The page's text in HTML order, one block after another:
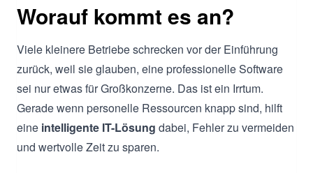
Worauf kommt es an?
Viele kleinere Betriebe schrecken vor der Einführung
zurück, weil sie glauben, eine professionelle Software
sei nur etwas für Großkonzerne. Das ist ein Irrtum.
Gerade wenn personelle Ressourcen knapp sind, hilft
eine intelligente IT-Lösung dabei, Fehler zu vermeiden
und wertvolle Zeit zu sparen.